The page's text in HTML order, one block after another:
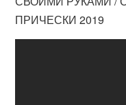
ПРИЧЕСКИ 2019